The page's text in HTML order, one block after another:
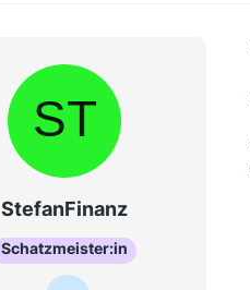
StefanFinanz
Schatzmeister:in